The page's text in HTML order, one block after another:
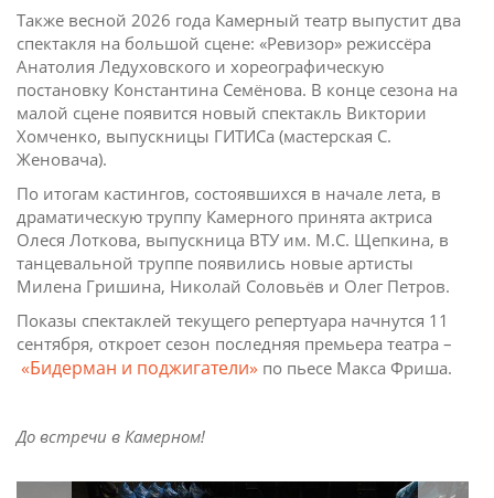
Также весной 2026 года Камерный театр выпустит два
спектакля на большой сцене: «Ревизор» режиссёра
Анатолия Ледуховского и хореографическую
постановку Константина Семёнова. В конце сезона на
малой сцене появится новый спектакль Виктории
Хомченко, выпускницы ГИТИСа (мастерская С.
Женовача).
По итогам кастингов, состоявшихся в начале лета, в
драматическую труппу Камерного принята актриса
Олеся Лоткова, выпускница ВТУ им. М.С. Щепкина, в
танцевальной труппе появились новые артисты
Милена Гришина, Николай Соловьёв и Олег Петров.
Показы спектаклей текущего репертуара начнутся 11
сентября, откроет сезон последняя премьера театра –
«Бидерман и поджигатели» по пьесе Макса Фриша.
До встречи в Камерном!